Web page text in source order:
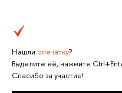
Нашли опечатку?
Выделите её, нажмите
Спасибо за участие!